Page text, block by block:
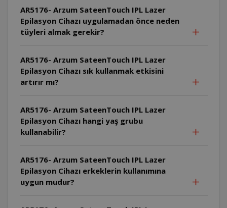
AR5176- Arzum SateenTouch IPL Lazer
Epilasyon Cihazı uygulamadan önce neden
tüyleri almak gerekir?
AR5176- Arzum SateenTouch IPL Lazer
Epilasyon Cihazı sık kullanmak etkisini
artırır mı?
AR5176- Arzum SateenTouch IPL Lazer
Epilasyon Cihazı hangi yaş grubu
kullanabilir?
AR5176- Arzum SateenTouch IPL Lazer
Epilasyon Cihazı erkeklerin kullanımına
uygun mudur?